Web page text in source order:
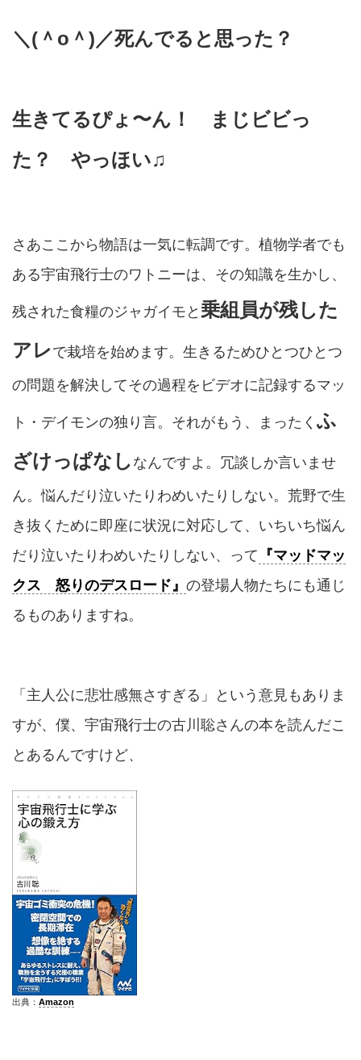
＼(＾o＾)／死んでると思った？
生きてるぴょ〜ん！ まじビビっ
た？ やっほい♫
さあここから物語は一気に転調です。植物学者でも
ある宇宙飛行士のワトニーは、その知識を生かし、
残された食糧のジャガイモと 乗組員が残した
アレで栽培を始めます。生きるためひとつひとつ
の問題を解決してその過程をビデオに記録するマッ
ト・デイモンの独り言。それがもう、まったく ふ
ざけっぱなし なんですよ。冗談しか言いませ
ん。悩んだり泣いたりわめいたりしない。荒野で生
き抜くために即座に状況に対応して、いちいち悩ん
だり泣いたりわめいたりしない、って 『マッドマッ
クス 怒りのデスロード』 の登場人物たちにも通じ
るものありますね。
「主人公に悲壮感無さすぎる」という意見もありま
すが、僕、宇宙飛行士の古川聡さんの本を読んだこ
とあるんですけど、
出典： Amazon